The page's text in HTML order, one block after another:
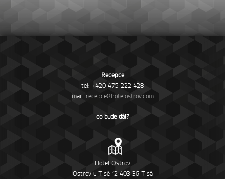
Recepce
tel: +420 475 222 428
mail: recepce@hotelostrov.com
co bude dál?
Hotel Ostrov
Ostrov u Tisé 12 403 36 Tisá